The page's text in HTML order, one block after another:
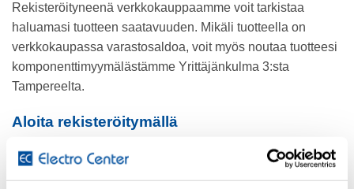
Rekisteröityneenä verkkokauppaamme voit tarkistaa
haluamasi tuotteen saatavuuden. Mikäli tuotteella on
verkkokaupassa varastosaldoa, voit myös noutaa tuotteesi
komponenttimyymälästämme Yrittäjänkulma 3:sta
Tampereelta.
Aloita rekisteröitymällä
Verkkokaupan käyttö vaatii rekisteröitymisen, jotta näet
tuotteiden hinnan, varastosaldon ja voit edetä ostamiseen.